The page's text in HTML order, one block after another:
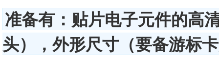
准备有：贴片电子元件的高
头），外形尺寸（要备游标